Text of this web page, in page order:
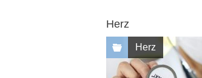
Herz
Herz